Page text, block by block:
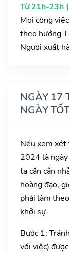
Từ 21h-23h
Mọi công
theo hướng
Người xuất
NGÀY 17
NGÀY
Nếu xem
2024 là
ta cần cân
hoàng đạo,
phải làm
khởi sự
Bước 1:
với việc)